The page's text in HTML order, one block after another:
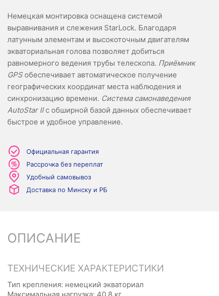
Немецкая монтировка оснащена системой
выравнивания и слежения StarLock. Благодаря
латунным элементам и высокоточным двигателям
экваториальная голова позволяет добиться
равномерного ведения трубы телескопа. Приёмник
GPSобеспечивает автоматическое получение
географических координат места наблюдения и
синхронизацию времени. Система самонаведения
AutoStar IIс обширной базой данных обеспечивает
быстрое и удобное управление.
Официальная гарантия
Рассрочка без переплат
Удобный самовывоз
Доставка по Минску и РБ
ОПИСАНИЕ
ТЕХНИЧЕСКИЕ ХАРАКТЕРИСТИКИ
Тип крепления: немецкий экваториал